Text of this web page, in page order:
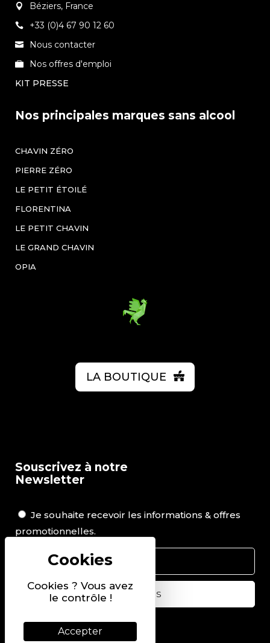
Cookies ? Vous avez
le contrôle !
Accepter
Béziers, France
+33 (0)4 67 90 12 60
Nous contacter
Nos offres d'emploi
KIT PRESSE
Nos principales marques sans alcool
CHAVIN ZÉRO
PIERRE ZÉRO
LE PETIT ÉTOILÉ
FLORENTINA
LE PETIT CHAVIN
LE GRAND CHAVIN
OPIA
LA BOUTIQUE
Souscrivez à notre
Newsletter
Je souhaite recevoir les informations & offres
promotionnelles.
Suivez-nous sur